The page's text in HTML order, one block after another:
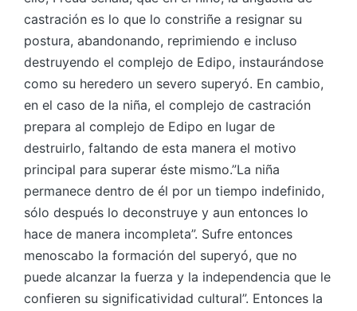
castración es lo que lo constriñe a resignar su
postura, abandonando, reprimiendo e incluso
destruyendo el complejo de Edipo, instaurándose
como su heredero un severo superyó. En cambio,
en el caso de la niña, el complejo de castración
prepara al complejo de Edipo en lugar de
destruirlo, faltando de esta manera el motivo
principal para superar éste mismo.”La niña
permanece dentro de él por un tiempo indefinido,
sólo después lo deconstruye y aun entonces lo
hace de manera incompleta”. Sufre entonces
menoscabo la formación del superyó, que no
puede alcanzar la fuerza y la independencia que le
confieren su significatividad cultural”. Entonces la